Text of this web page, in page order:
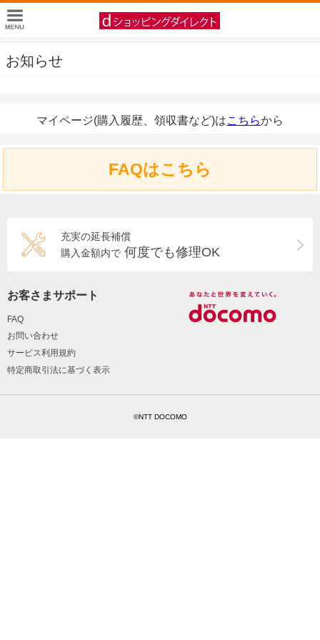
お知らせ
マイページ(購入履歴、領収書など)はこちらから
FAQはこちら
充実の延長補償
購入金額内で 何度でも修理OK
お客さまサポート
FAQ
お問い合わせ
サービス利用規約
特定商取引法に基づく表示
©NTT DOCOMO